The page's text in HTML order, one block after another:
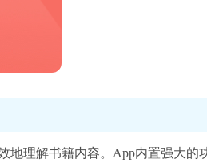
地理解书籍内容。App内置强大的